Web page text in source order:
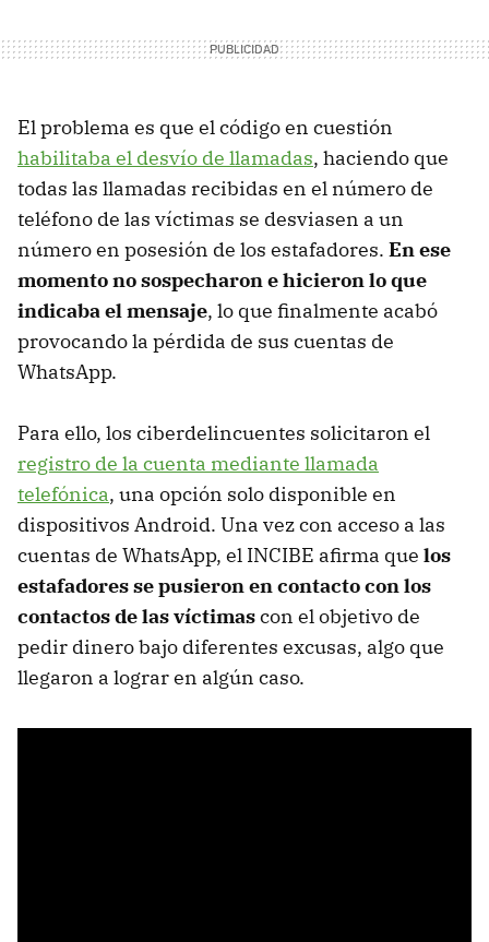
El problema es que el código en cuestión
habilitaba el desvío de llamadas, haciendo que
todas las llamadas recibidas en el número de
teléfono de las víctimas se desviasen a un
número en posesión de los estafadores. En ese
momento no sospecharon e hicieron lo que
indicaba el mensaje, lo que finalmente acabó
provocando la pérdida de sus cuentas de
WhatsApp.
Para ello, los ciberdelincuentes solicitaron el
registro de la cuenta mediante llamada
telefónica, una opción solo disponible en
dispositivos Android. Una vez con acceso a las
cuentas de WhatsApp, el INCIBE afirma que los
estafadores se pusieron en contacto con los
contactos de las víctimascon el objetivo de
pedir dinero bajo diferentes excusas, algo que
llegaron a lograr en algún caso.